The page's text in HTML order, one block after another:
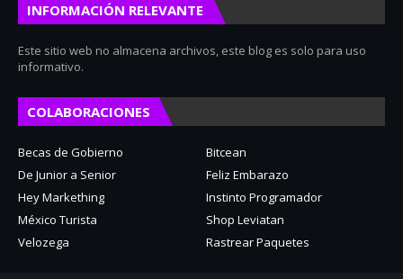
INFORMACIÓN RELEVANTE
Este sitio web no almacena archivos, este blog es solo para uso
informativo.
COLABORACIONES
Becas de Gobierno
Bitcean
De Junior a Senior
Feliz Embarazo
Hey Markething
Instinto Programador
México Turista
Shop Leviatan
Velozega
Rastrear Paquetes